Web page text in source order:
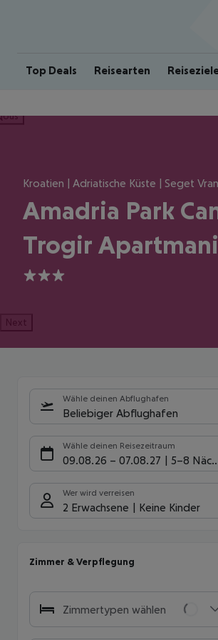
Top Deals Reisearten
Kroatien | Adriatische Küste | Seget
Amadria Park
Trogir Apartmani
3
Next
Wähle deinen Abflughafen
Beliebiger Abflughafen
Wähle deinen Reisezeitraum
09.08.26 – 07.08.27 5-8
Wer wird verreisen
2 Erwachsene Keine Kinder
Zimmer & Verpflegung
Zimmertypen wählen